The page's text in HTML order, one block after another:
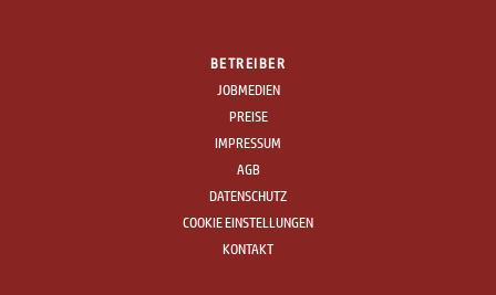
BETREIBER
JOBMEDIEN
PREISE
IMPRESSUM
AGB
DATENSCHUTZ
COOKIE EINSTELLUNGEN
KONTAKT